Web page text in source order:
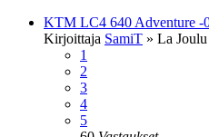
KTM LC4 640 Adventure -
Kirjoittaja SamiT » La
1
2
3
4
5